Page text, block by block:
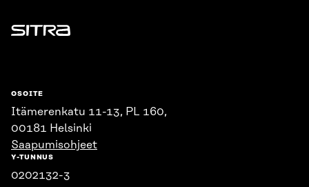
Sitra
OSOITE
Itämerenkatu 11-13, PL 160,
00181 Helsinki
Saapumisohjeet
Y-TUNNUS
0202132-3